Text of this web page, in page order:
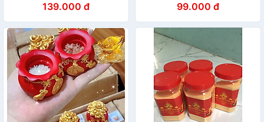
139.000 đ
Không Gian Thờ Cúng
99.000 đ